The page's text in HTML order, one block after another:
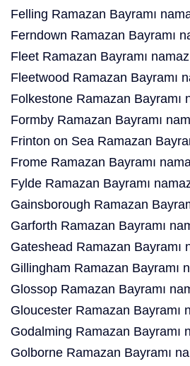
Felling Ramazan Bayramı
Ferndown Ramazan Bayramı
Fleet Ramazan Bayramı
Fleetwood Ramazan Bayramı
Folkestone Ramazan Bayramı
Formby Ramazan Bayramı
Frinton on Sea Ramazan
Frome Ramazan Bayramı
Fylde Ramazan Bayramı
Gainsborough Ramazan
Garforth Ramazan Bayramı
Gateshead Ramazan Bayramı
Gillingham Ramazan Bayramı
Glossop Ramazan Bayramı
Gloucester Ramazan Bayramı
Godalming Ramazan Bayramı
Golborne Ramazan Bayramı